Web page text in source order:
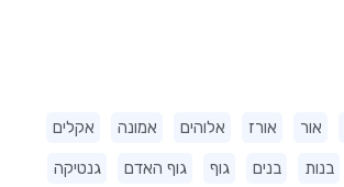
אור אורז אלוהים אמונה אקלים
בנות בנים גוף גוף האדם גנטיקה